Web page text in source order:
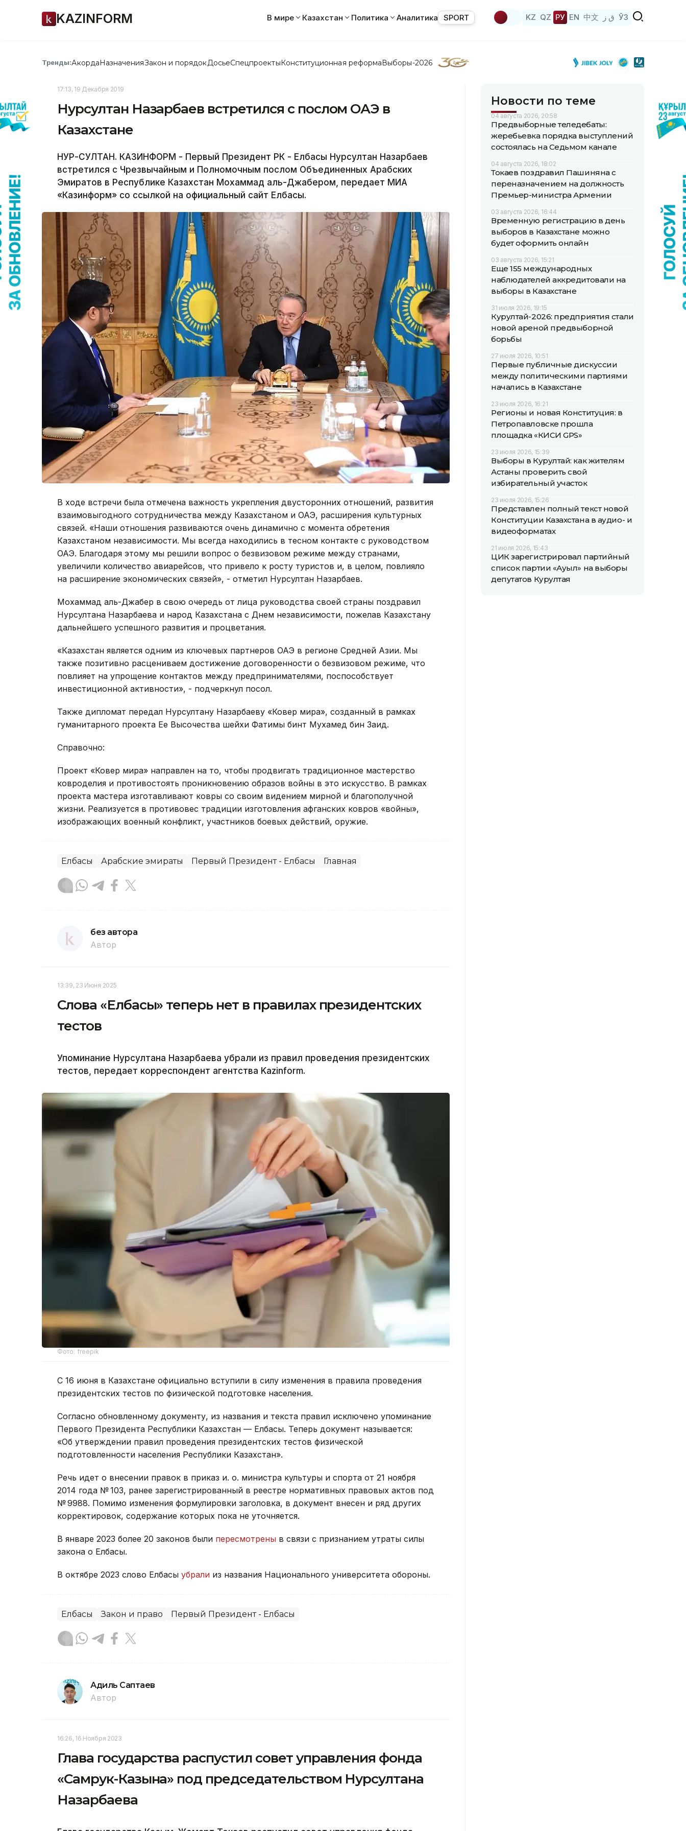
KAZINFORM В мире Казахстан Политика Аналитика SPORT KZ QZ РУ EN 中文 ق ز ЎЗ
Тренды:АкордаНазначенияЗакон и порядок ДосьеСпецпроектыКонституционная реформаВыборы-2026
17:13, 19 Декабря 2019
Нурсултан Назарбаев встретился с послом ОАЭ в
Казахстане
НУР-СУЛТАН. КАЗИНФОРМ - Первый Президент РК - Елбасы Нурсултан Назарбаев
встретился с Чрезвычайным и Полномочным послом Объединенных Арабских
Эмиратов в Республике Казахстан Мохаммад аль-Джабером, передает МИА
«Казинформ» со ссылкой на официальный сайт Елбасы.
В ходе встречи была отмечена важность укрепления двусторонних отношений, развития
взаимовыгодного сотрудничества между Казахстаном и ОАЭ, расширения культурных
связей. «Наши отношения развиваются очень динамично с момента обретения
Казахстаном независимости. Мы всегда находились в тесном контакте с руководством
ОАЭ. Благодаря этому мы решили вопрос о безвизовом режиме между странами,
увеличили количество авиарейсов, что привело к росту туристов и, в целом, повлияло
на расширение экономических связей», - отметил Нурсултан Назарбаев.
Мохаммад аль-Джабер в свою очередь от лица руководства своей страны поздравил
Нурсултана Назарбаева и народ Казахстана с Днем независимости, пожелав Казахстану
дальнейшего успешного развития и процветания.
«Казахстан является одним из ключевых партнеров ОАЭ в регионе Средней Азии. Мы
также позитивно расцениваем достижение договоренности о безвизовом режиме, что
повлияет на упрощение контактов между предпринимателями, поспособствует
инвестиционной активности», - подчеркнул посол.
Также дипломат передал Нурсултану Назарбаеву «Ковер мира», созданный в рамках
гуманитарного проекта Ее Высочества шейхи Фатимы бинт Мухамед бин Заид.
Справочно:
Проект «Ковер мира» направлен на то, чтобы продвигать традиционное мастерство
ковроделия и противостоять проникновению образов войны в это искусство. В рамках
проекта мастера изготавливают ковры со своим видением мирной и благополучной
жизни. Реализуется в противовес традиции изготовления афганских ковров «войны»,
изображающих военный конфликт, участников боевых действий, оружие.
Елбасы Арабские эмираты Первый Президент - Елбасы Главная
без автора
Автор
13:39, 23 Июня 2025
Слова «Елбасы» теперь нет в правилах президентских
тестов
Упоминание Нурсултана Назарбаева убрали из правил проведения президентских
тестов, передает корреспондент агентства Kazinform.
Фото: freepik
С 16 июня в Казахстане официально вступили в силу изменения в правила проведения
президентских тестов по физической подготовке населения.
Согласно обновленному документу, из названия и текста правил исключено упоминание
Первого Президента Республики Казахстан — Елбасы. Теперь документ называется:
«Об утверждении правил проведения президентских тестов физической
подготовленности населения Республики Казахстан».
Речь идет о внесении правок в приказ и. о. министра культуры и спорта от 21 ноября
2014 года № 103, ранее зарегистрированный в реестре нормативных правовых актов под
№ 9988. Помимо изменения формулировки заголовка, в документ внесен и ряд других
корректировок, содержание которых пока не уточняется.
В январе 2023 более 20 законов были пересмотрены в связи с признанием утраты силы
закона о Елбасы.
В октябре 2023 слово Елбасы убрали из названия Национального университета обороны.
Елбасы Закон и право Первый Президент - Елбасы
Адиль Саптаев
Автор
16:26, 16 Ноября 2023
Глава государства распустил совет управления фонда
«Самрук-Казына» под председательством Нурсултана
Назарбаева
Новости по теме
04 августа 2026, 20:58
Предвыборные теледебаты:
жеребьевка порядка выступлений
состоялась на Седьмом канале
04 августа 2026, 18:02
Токаев поздравил Пашиняна с
переназначением на должность
Премьер-министра Армении
03 августа 2026, 16:44
Временную регистрацию в день
выборов в Казахстане можно
будет оформить онлайн
03 августа 2026, 15:21
Еще 155 международных
наблюдателей аккредитовали на
выборы в Казахстане
31 июля 2026, 19:15
Курултай-2026: предприятия стали
новой ареной предвыборной
борьбы
27 июля 2026, 10:51
Первые публичные дискуссии
между политическими партиями
начались в Казахстане
23 июля 2026, 16:21
Регионы и новая Конституция: в
Петропавловске прошла
площадка «КИСИ GPS»
23 июля 2026, 15:39
Выборы в Курултай: как жителям
Астаны проверить свой
избирательный участок
23 июля 2026, 15:26
Представлен полный текст новой
Конституции Казахстана в аудио- и
видеоформатах
21 июля 2026, 15:43
ЦИК зарегистрировал партийный
список партии «Ауыл» на выборы
депутатов Курултая